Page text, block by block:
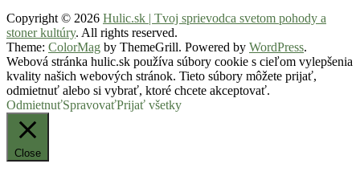
Copyright © 2026 Hulic.sk | Tvoj sprievodca svetom pohody a
stoner kultúry. All rights reserved.
Theme: ColorMag by ThemeGrill. Powered by WordPress.
Webová stránka hulic.sk používa súbory cookie s cieľom vylepšenia
kvality našich webových stránok. Tieto súbory môžete prijať,
odmietnuť alebo si vybrať, ktoré chcete akceptovať.
OdmietnuťSpravovaťPrijať všetky
Close